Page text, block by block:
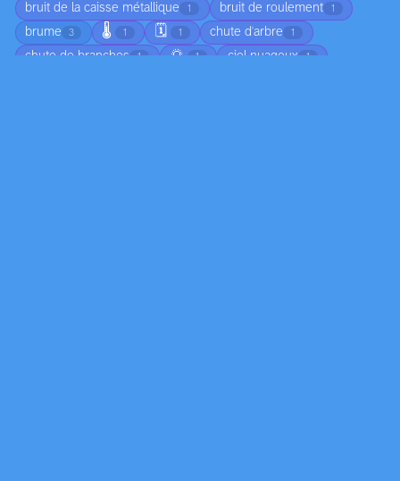
bruit de la caisse métallique 1 bruit de roulement 1
brume 3 🌡️ 1 🗓️ 1 chute d'arbre 1
chute de branches 1 🌅 1 ciel nuageux 1